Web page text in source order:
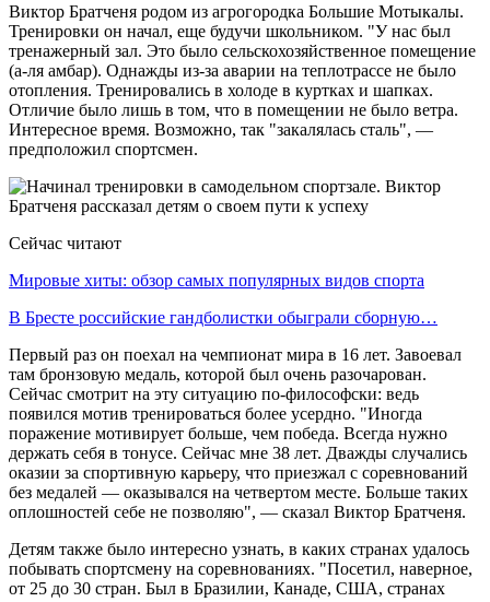
Виктор Братченя родом из агрогородка Большие Мотыкалы.
Тренировки он начал, еще будучи школьником. "У нас был
тренажерный зал. Это было сельскохозяйственное помещение
(а-ля амбар). Однажды из-за аварии на теплотрассе не было
отопления. Тренировались в холоде в куртках и шапках.
Отличие было лишь в том, что в помещении не было ветра.
Интересное время. Возможно, так "закалялась сталь", —
предположил спортсмен.
Сейчас читают
Мировые хиты: обзор самых популярных видов спорта
В Бресте российские гандболистки обыграли сборную…
Первый раз он поехал на чемпионат мира в 16 лет. Завоевал
там бронзовую медаль, которой был очень разочарован.
Сейчас смотрит на эту ситуацию по-философски: ведь
появился мотив тренироваться более усердно. "Иногда
поражение мотивирует больше, чем победа. Всегда нужно
держать себя в тонусе. Сейчас мне 38 лет. Дважды случались
оказии за спортивную карьеру, что приезжал с соревнований
без медалей — оказывался на четвертом месте. Больше таких
оплошностей себе не позволяю", — сказал Виктор Братченя.
Детям также было интересно узнать, в каких странах удалось
побывать спортсмену на соревнованиях. "Посетил, наверное,
от 25 до 30 стран. Был в Бразилии, Канаде, США, странах